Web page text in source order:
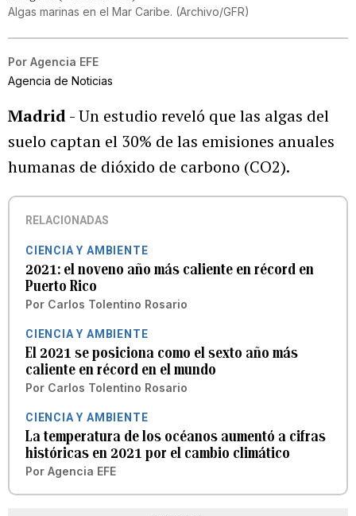
Algas marinas en el Mar Caribe. (Archivo/GFR)
Por Agencia EFE
Agencia de Noticias
Madrid- Un estudio reveló que las algas del
suelo captan el 30% de las emisiones anuales
humanas de dióxido de carbono (CO2).
RELACIONADAS
CIENCIA Y AMBIENTE
2021: el noveno año más caliente en récord en
Puerto Rico
Por Carlos Tolentino Rosario
CIENCIA Y AMBIENTE
El 2021 se posiciona como el sexto año más
caliente en récord en el mundo
Por Carlos Tolentino Rosario
CIENCIA Y AMBIENTE
La temperatura de los océanos aumentó a cifras
históricas en 2021 por el cambio climático
Por Agencia EFE